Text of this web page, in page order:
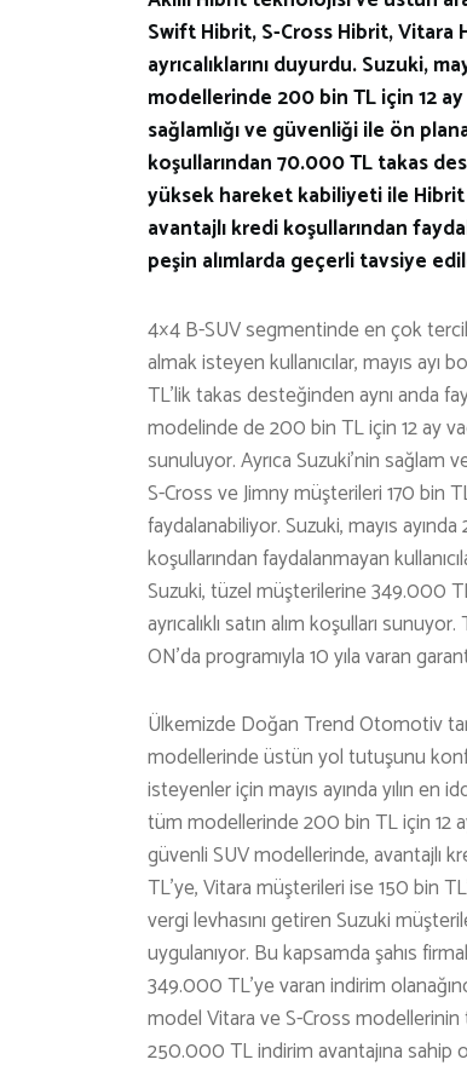
Swift Hibrit, S-Cross Hibrit, Vitara
ayrıcalıklarını duyurdu. Suzuki,
modellerinde 200 bin TL için 12
sağlamlığı ve güvenliği ile ön
koşullarından 70.000 TL takas
yüksek hareket kabiliyeti ile
avantajlı kredi koşullarından
peşin alımlarda geçerli tavsiye
4×4 B-SUV segmentinde en çok
almak isteyen kullanıcılar, mayıs
TL’lik takas desteğinden aynı anda
modelinde de 200 bin TL için 12 ay
sunuluyor. Ayrıca Suzuki’nin sağlam
S-Cross ve Jimny müşterileri 170 bin
faydalanabiliyor. Suzuki, mayıs
koşullarından faydalanmayan
Suzuki, tüzel müşterilerine 349.000
ayrıcalıklı satın alım koşulları
ON’da programıyla 10 yıla varan
Ülkemizde Doğan Trend Otomotiv
modellerinde üstün yol tutuşunu
isteyenler için mayıs ayında yılın en
tüm modellerinde 200 bin TL için 12
güvenli SUV modellerinde, avantajlı
TL’ye, Vitara müşterileri ise 150 bin
vergi levhasını getiren Suzuki
uygulanıyor. Bu kapsamda şahıs
349.000 TL’ye varan indirim
model Vitara ve S-Cross
250.000 TL indirim avantajına sahip